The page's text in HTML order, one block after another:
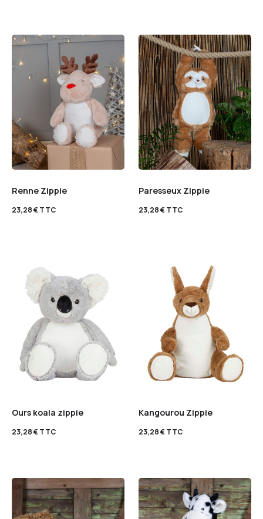
Renne Zippie
23,28€TTC
Paresseux Zippie
23,28€TTC
Ours koala zippie
23,28€TTC
Kangourou Zippie
23,28€TTC